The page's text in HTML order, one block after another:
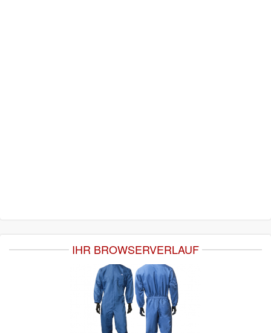
IHR BROWSERVERLAUF